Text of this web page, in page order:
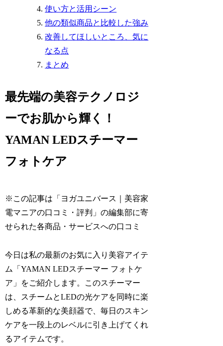
使い方と活用シーン
他の類似商品と比較した強み
改善してほしいところ、気に
なる点
まとめ
最先端の美容テクノロジ
ーでお肌から輝く！
YAMAN LEDスチーマー
フォトケア
※この記事は「ヨガユニバース｜美容家
電マニアの口コミ・評判」の編集部に寄
せられた各商品・サービスへの口コミ
今日は私の最新のお気に入り美容アイテ
ム「YAMAN LEDスチーマー フォトケ
ア」をご紹介します。このスチーマー
は、スチームとLEDの光ケアを同時に楽
しめる革新的な美顔器で、毎日のスキン
ケアを一段上のレベルに引き上げてくれ
るアイテムです。